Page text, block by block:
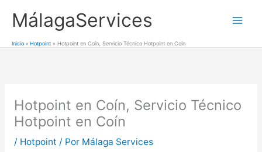
MálagaServices
Inicio Hotpoint Hotpoint en Coín, Servicio Técnico Hotpoint en Coín
Hotpoint en Coín, Servicio Técnico
Hotpoint en Coín
/ Hotpoint / Por Málaga Services